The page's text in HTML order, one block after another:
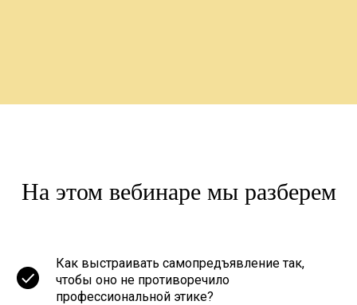
На этом вебинаре мы разберем
Как выстраивать самопредъявление так,
чтобы оно не противоречило
профессиональной этике?
Re:Awards в номинации
«Лучший сервис по
психологии»
© 2019 – 2026